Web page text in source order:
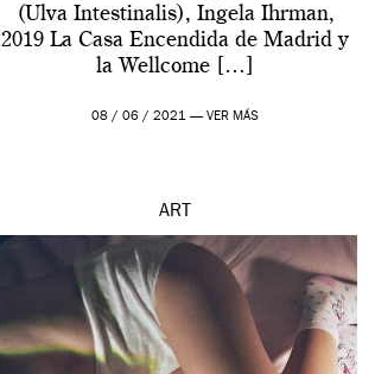
(Ulva Intestinalis), Ingela Ihrman,
2019 La Casa Encendida de Madrid y
la Wellcome […]
08 / 06 / 2021 —VER MÁS
ART